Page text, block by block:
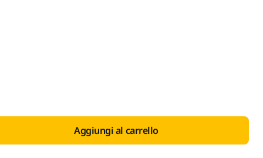
Aggiungi al carrello